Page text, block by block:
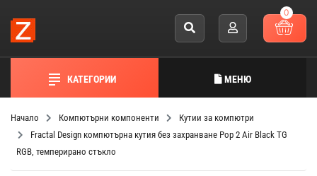
0
КАТЕГОРИИ МЕНЮ
Начало Компютърни компоненти
Кутии за компютри
Fractal Design компютърна кутия без захранване Pop 2 Air Black TG
RGB, темперирано стъкло